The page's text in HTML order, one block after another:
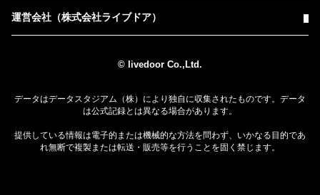
運営会社（株式会社ライブドア）
© livedoor Co.,Ltd.
データはデータスタジアム（株）により独自に収集されたものです。データ
は公式記録とは異なる場合があります。
提供している情報は電子的または機械的な方法を問わず、いかなる目的であ
れ無断で複製または転送・販売等を行うことを固く禁じます。